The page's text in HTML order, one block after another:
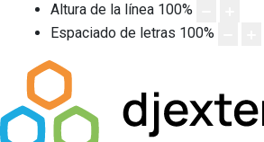
Altura de la línea 100%
Espaciado de letras 100%